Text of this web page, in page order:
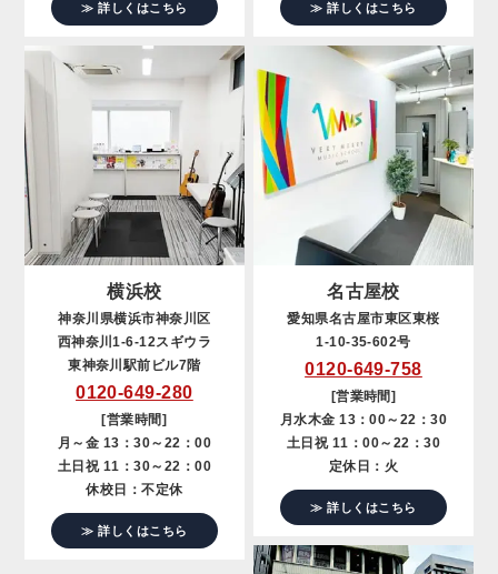
≫ 詳しくはこちら ≫ 詳しくはこちら
横浜校
神奈川県横浜市神奈川区
西神奈川1-6-12スギウラ
東神奈川駅前ビル7階
0120-649-280
[営業時間]
月～金 13：30～22：00
土日祝 11：30～22：00
休校日：不定休
≫ 詳しくはこちら
名古屋校
愛知県名古屋市東区東桜
1-10-35-602号
0120-649-758
[営業時間]
月水木金 13：00～22：30
土日祝 11：00～22：30
定休日：火
≫ 詳しくはこちら